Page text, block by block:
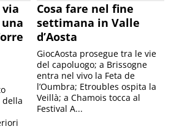
via
Cosa fare nel fine
settimana in Valle
d’Aosta
GiocAosta prosegue tra le vie
del capoluogo; a Brissogne
entra nel vivo la Feta de
l’Oumbra; Etroubles ospita la
Veillà; a Chamois tocca al
Festival A...